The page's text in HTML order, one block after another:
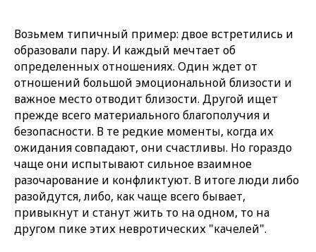
Возьмем типичный пример: двое встретились и
образовали пару. И каждый мечтает об
определенных отношениях. Один ждет от
отношений большой эмоциональной близости и
важное место отводит близости. Другой ищет
прежде всего материального благополучия и
безопасности. В те редкие моменты, когда их
ожидания совпадают, они счастливы. Но гораздо
чаще они испытывают сильное взаимное
разочарование и конфликтуют. В итоге люди либо
разойдутся, либо, как чаще всего бывает,
привыкнут и станут жить то на одном, то на
другом пике этих невротических "качелей".